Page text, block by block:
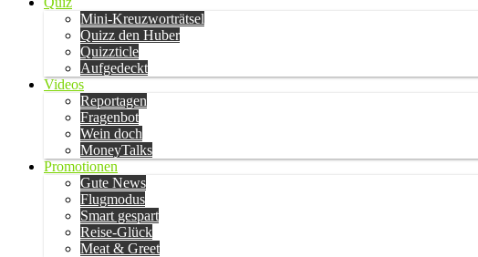
Mini-Kreuzworträtsel
Quizz den Huber
Quizzticle
Aufgedeckt
Videos
Reportagen
Fragenbot
Wein doch
MoneyTalks
Promotionen
Gute News
Flugmodus
Smart gespart
Reise-Glück
Meat & Greet